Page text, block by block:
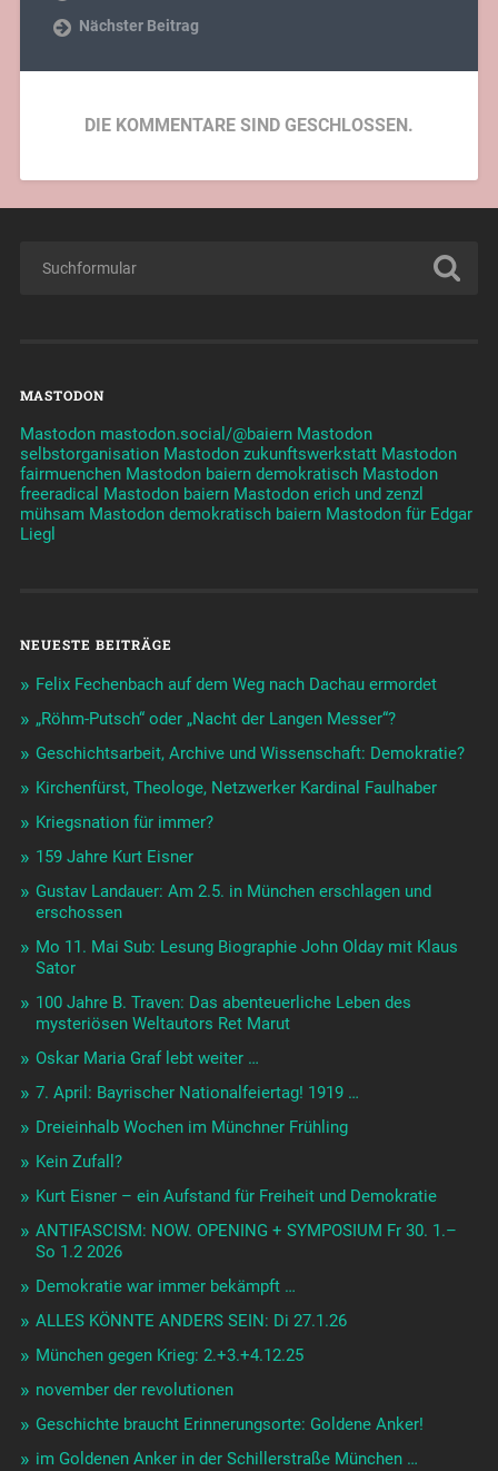
Nächster Beitrag
DIE KOMMENTARE SIND GESCHLOSSEN.
MASTODON
Mastodon mastodon.social/@baiern Mastodon
selbstorganisation Mastodon zukunftswerkstatt Mastodon
fairmuenchen Mastodon baiern demokratisch Mastodon
freeradical Mastodon baiern Mastodon erich und zenzl
mühsam Mastodon demokratisch baiern Mastodon für Edgar
Liegl
NEUESTE BEITRÄGE
Felix Fechenbach auf dem Weg nach Dachau ermordet
„Röhm-Putsch“ oder „Nacht der Langen Messer“?
Geschichtsarbeit, Archive und Wissenschaft: Demokratie?
Kirchenfürst, Theologe, Netzwerker Kardinal Faulhaber
Kriegsnation für immer?
159 Jahre Kurt Eisner
Gustav Landauer: Am 2.5. in München erschlagen und
erschossen
Mo 11. Mai Sub: Lesung Biographie John Olday mit Klaus
Sator
100 Jahre B. Traven: Das abenteuerliche Leben des
mysteriösen Weltautors Ret Marut
Oskar Maria Graf lebt weiter …
7. April: Bayrischer Nationalfeiertag! 1919 …
Dreieinhalb Wochen im Münchner Frühling
Kein Zufall?
Kurt Eisner – ein Aufstand für Freiheit und Demokratie
ANTIFASCISM: NOW. OPENING + SYMPOSIUM Fr 30. 1.–
So 1.2 2026
Demokratie war immer bekämpft …
ALLES KÖNNTE ANDERS SEIN: Di 27.1.26
München gegen Krieg: 2.+3.+4.12.25
november der revolutionen
Geschichte braucht Erinnerungsorte: Goldene Anker!
im Goldenen Anker in der Schillerstraße München …